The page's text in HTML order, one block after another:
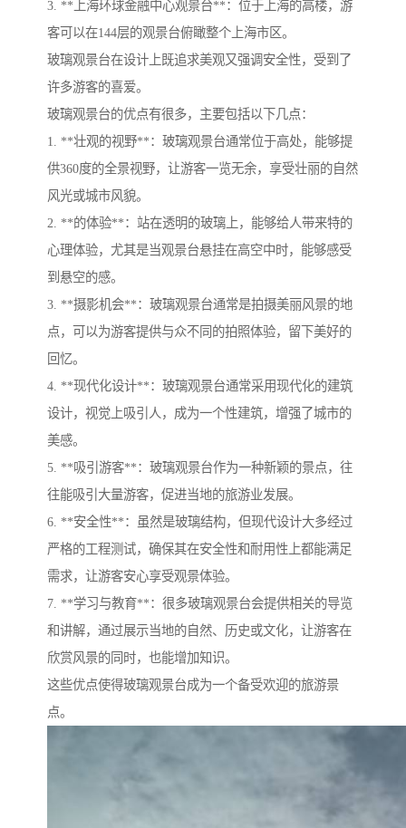
3. **上海环球金融中心观景台**：位于上海的高楼，游
客可以在144层的观景台俯瞰整个上海市区。
玻璃观景台在设计上既追求美观又强调安全性，受到了
许多游客的喜爱。
玻璃观景台的优点有很多，主要包括以下几点：
1. **壮观的视野**：玻璃观景台通常位于高处，能够提
供360度的全景视野，让游客一览无余，享受壮丽的自然
风光或城市风貌。
2. **的体验**：站在透明的玻璃上，能够给人带来特的
心理体验，尤其是当观景台悬挂在高空中时，能够感受
到悬空的感。
3. **摄影机会**：玻璃观景台通常是拍摄美丽风景的地
点，可以为游客提供与众不同的拍照体验，留下美好的
回忆。
4. **现代化设计**：玻璃观景台通常采用现代化的建筑
设计，视觉上吸引人，成为一个性建筑，增强了城市的
美感。
5. **吸引游客**：玻璃观景台作为一种新颖的景点，往
往能吸引大量游客，促进当地的旅游业发展。
6. **安全性**：虽然是玻璃结构，但现代设计大多经过
严格的工程测试，确保其在安全性和耐用性上都能满足
需求，让游客安心享受观景体验。
7. **学习与教育**：很多玻璃观景台会提供相关的导览
和讲解，通过展示当地的自然、历史或文化，让游客在
欣赏风景的同时，也能增加知识。
这些优点使得玻璃观景台成为一个备受欢迎的旅游景
点。